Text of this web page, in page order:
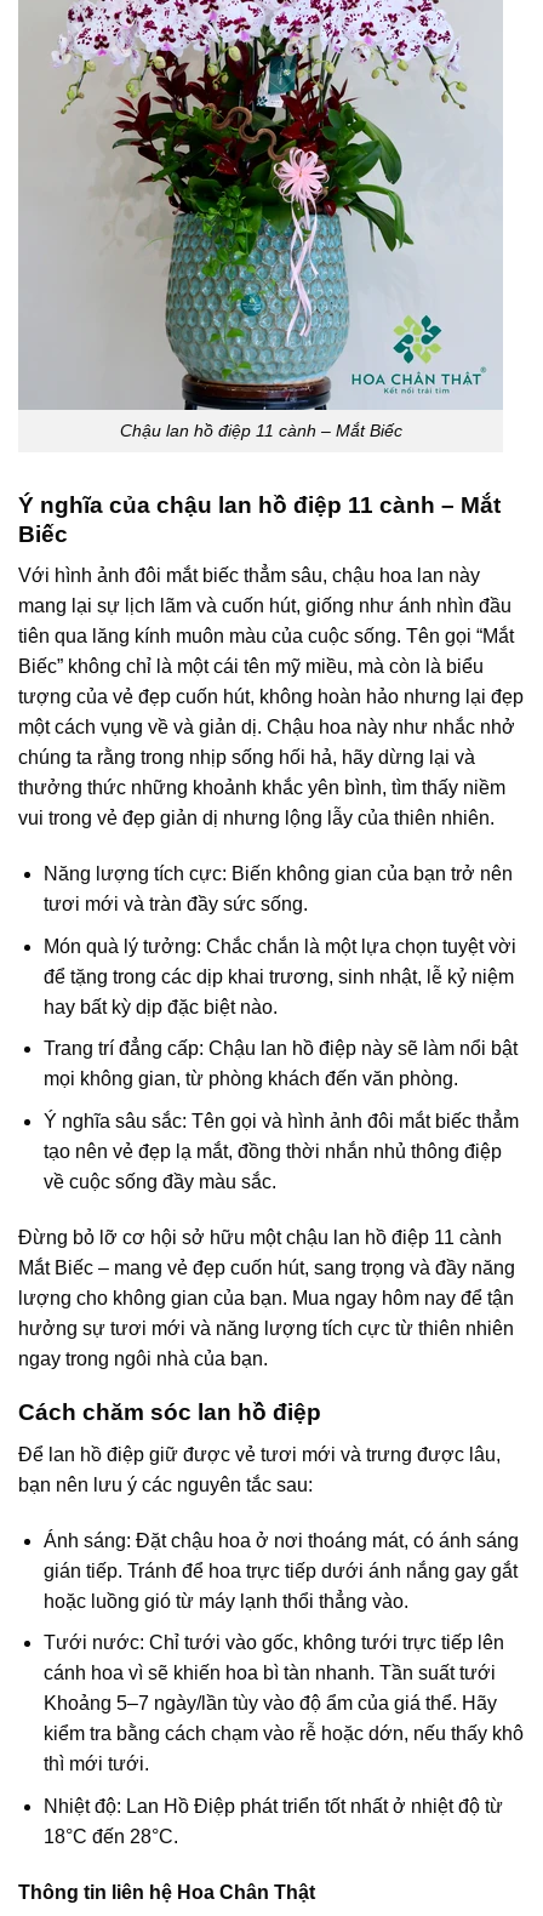
Chậu lan hồ điệp 11 cành – Mắt Biếc
Ý nghĩa của chậu lan hồ điệp 11 cành – Mắt
Biếc
Với hình ảnh đôi mắt biếc thẳm sâu, chậu hoa lan này
mang lại sự lịch lãm và cuốn hút, giống như ánh nhìn đầu
tiên qua lăng kính muôn màu của cuộc sống. Tên gọi “Mắt
Biếc” không chỉ là một cái tên mỹ miều, mà còn là biểu
tượng của vẻ đẹp cuốn hút, không hoàn hảo nhưng lại đẹp
một cách vụng về và giản dị. Chậu hoa này như nhắc nhở
chúng ta rằng trong nhịp sống hối hả, hãy dừng lại và
thưởng thức những khoảnh khắc yên bình, tìm thấy niềm
vui trong vẻ đẹp giản dị nhưng lộng lẫy của thiên nhiên.
Năng lượng tích cực: Biến không gian của bạn trở nên
tươi mới và tràn đầy sức sống.
Món quà lý tưởng: Chắc chắn là một lựa chọn tuyệt vời
để tặng trong các dịp khai trương, sinh nhật, lễ kỷ niệm
hay bất kỳ dịp đặc biệt nào.
Trang trí đẳng cấp: Chậu lan hồ điệp này sẽ làm nổi bật
mọi không gian, từ phòng khách đến văn phòng.
Ý nghĩa sâu sắc: Tên gọi và hình ảnh đôi mắt biếc thẳm
tạo nên vẻ đẹp lạ mắt, đồng thời nhắn nhủ thông điệp
về cuộc sống đầy màu sắc.
Đừng bỏ lỡ cơ hội sở hữu một chậu lan hồ điệp 11 cành
Mắt Biếc – mang vẻ đẹp cuốn hút, sang trọng và đầy năng
lượng cho không gian của bạn. Mua ngay hôm nay để tận
hưởng sự tươi mới và năng lượng tích cực từ thiên nhiên
ngay trong ngôi nhà của bạn.
Cách chăm sóc lan hồ điệp
Để lan hồ điệp giữ được vẻ tươi mới và trưng được lâu,
bạn nên lưu ý các nguyên tắc sau:
Ánh sáng: Đặt chậu hoa ở nơi thoáng mát, có ánh sáng
gián tiếp. Tránh để hoa trực tiếp dưới ánh nắng gay gắt
hoặc luồng gió từ máy lạnh thổi thẳng vào.
Tưới nước: Chỉ tưới vào gốc, không tưới trực tiếp lên
cánh hoa vì sẽ khiến hoa bì tàn nhanh. Tần suất tưới
Khoảng 5–7 ngày/lần tùy vào độ ẩm của giá thể. Hãy
kiểm tra bằng cách chạm vào rễ hoặc dớn, nếu thấy khô
thì mới tưới.
Nhiệt độ: Lan Hồ Điệp phát triển tốt nhất ở nhiệt độ từ
18°C đến 28°C.
Thông tin liên hệ Hoa Chân Thật